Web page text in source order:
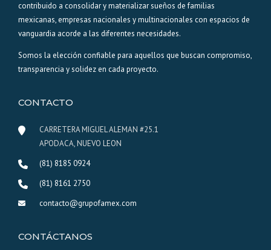
contribuido a consolidar y materializar sueños de familias
mexicanas, empresas nacionales y multinacionales con espacios de
vanguardia acorde a las diferentes necesidades.
Somos la elección confiable para aquellos que buscan compromiso,
transparencia y solidez en cada proyecto.
CONTACTO
CARRETERA MIGUEL ALEMAN #25.1
APODACA, NUEVO LEON
(81) 8185 0924
(81) 8161 2750
contacto@grupofamex.com
CONTÁCTANOS